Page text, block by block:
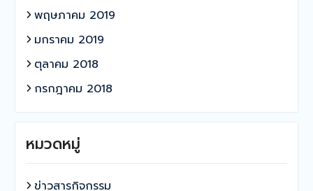
พฤษภาคม 2019
มกราคม 2019
ตุลาคม 2018
กรกฎาคม 2018
หมวดหมู่
ข่าวสารกิจกรรม